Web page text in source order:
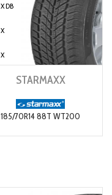
X DB
X
X
STARMAXX
185/70R14 88T WT200